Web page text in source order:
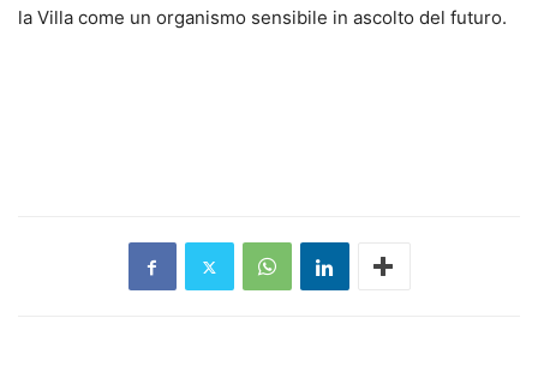
la Villa come un organismo sensibile in ascolto del futuro.